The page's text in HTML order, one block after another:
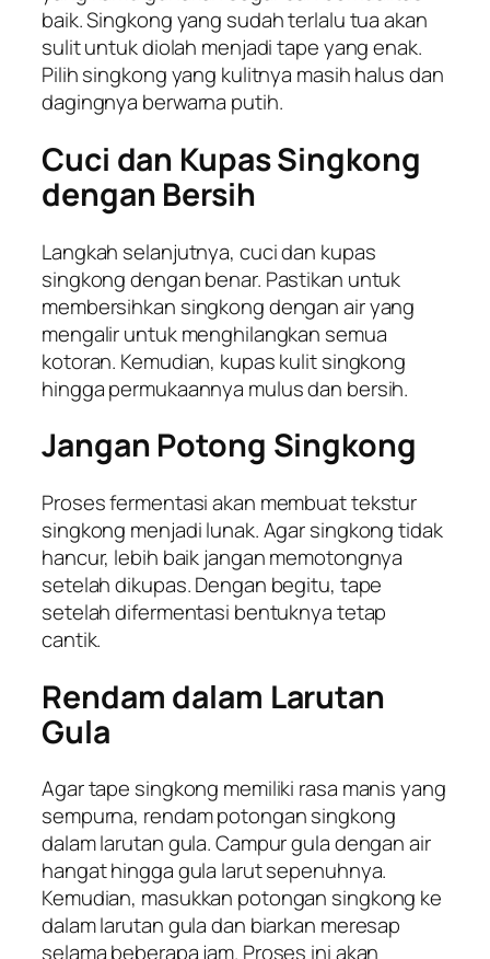
baik. Singkong yang sudah terlalu tua akan
sulit untuk diolah menjadi tape yang enak.
Pilih singkong yang kulitnya masih halus dan
dagingnya berwarna putih.
Cuci dan Kupas Singkong
dengan Bersih
Langkah selanjutnya, cuci dan kupas
singkong dengan benar. Pastikan untuk
membersihkan singkong dengan air yang
mengalir untuk menghilangkan semua
kotoran. Kemudian, kupas kulit singkong
hingga permukaannya mulus dan bersih.
Jangan Potong Singkong
Proses fermentasi akan membuat tekstur
singkong menjadi lunak. Agar singkong tidak
hancur, lebih baik jangan memotongnya
setelah dikupas. Dengan begitu, tape
setelah difermentasi bentuknya tetap
cantik.
Rendam dalam Larutan
Gula
Agar tape singkong memiliki rasa manis yang
sempurna, rendam potongan singkong
dalam larutan gula. Campur gula dengan air
hangat hingga gula larut sepenuhnya.
Kemudian, masukkan potongan singkong ke
dalam larutan gula dan biarkan meresap
selama beberapa jam. Proses ini akan